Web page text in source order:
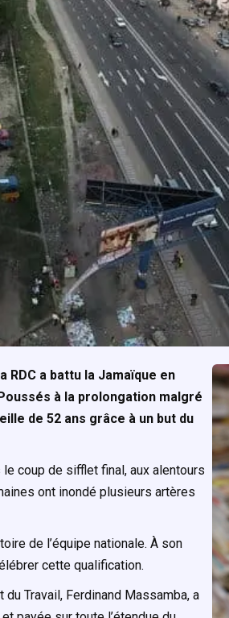
RDC a battu la Jamaïque en
à la prolongation malgré
de 52 ans grâce à un but du
coup de sifflet final, aux alentours
ont inondé plusieurs artères
de l’équipe nationale. À son
cette qualification.
Travail, Ferdinand Massamba, a